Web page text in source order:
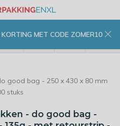
MET CODE ZOMER10
good bag - 250 x 430 x 80 mm
stuks
- do good bag -